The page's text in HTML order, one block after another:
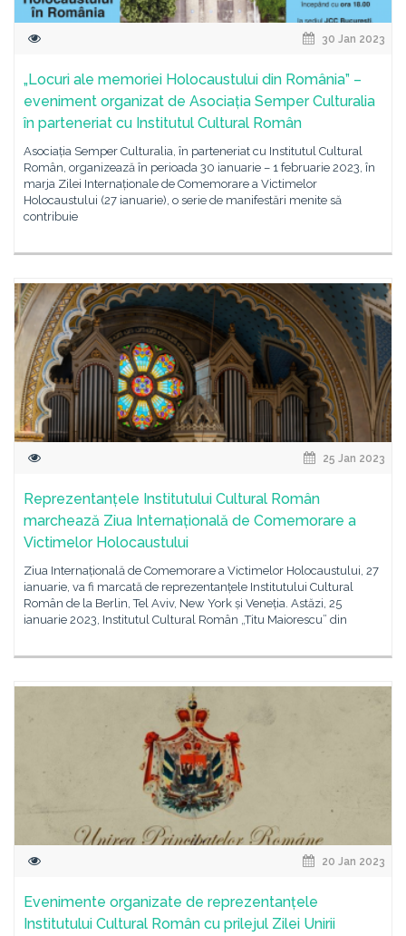
30 Jan 2023
„Locuri ale memoriei Holocaustului din România” –
eveniment organizat de Asociația Semper Culturalia
în parteneriat cu Institutul Cultural Român
Asociația Semper Culturalia, în parteneriat cu Institutul Cultural
Român, organizează în perioada 30 ianuarie – 1 februarie 2023, în
marja Zilei Internaționale de Comemorare a Victimelor
Holocaustului (27 ianuarie), o serie de manifestări menite să
contribuie
25 Jan 2023
Reprezentanțele Institutului Cultural Român
marchează Ziua Internațională de Comemorare a
Victimelor Holocaustului
Ziua Internațională de Comemorare a Victimelor Holocaustului, 27
ianuarie, va fi marcată de reprezentanțele Institutului Cultural
Român de la Berlin, Tel Aviv, New York și Veneția. Astăzi, 25
ianuarie 2023, Institutul Cultural Român „Titu Maiorescu” din
20 Jan 2023
Evenimente organizate de reprezentanțele
Institutului Cultural Român cu prilejul Zilei Unirii